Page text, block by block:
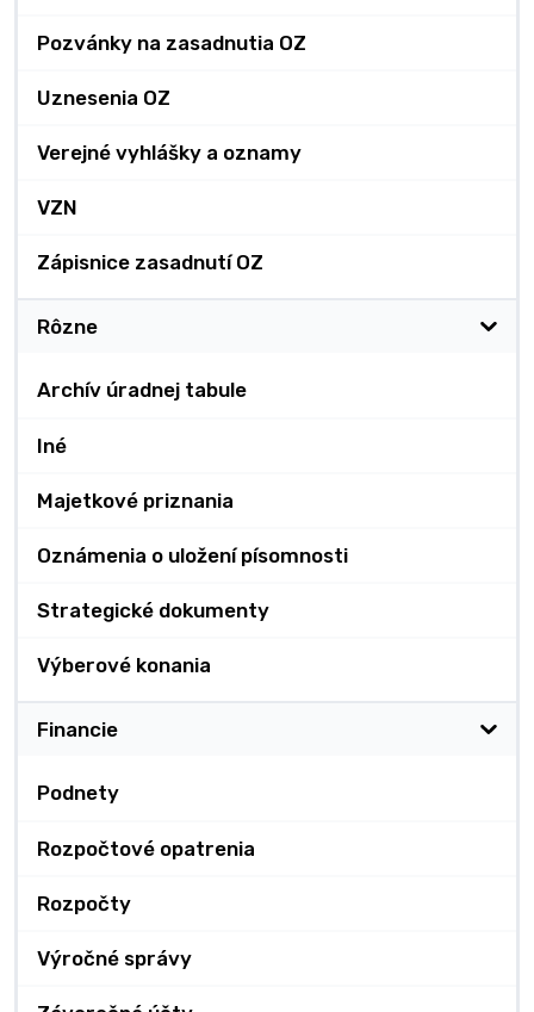
Pozvánky na zasadnutia OZ
Uznesenia OZ
Verejné vyhlášky a oznamy
VZN
Zápisnice zasadnutí OZ
Rôzne
Archív úradnej tabule
Iné
Majetkové priznania
Oznámenia o uložení písomnosti
Strategické dokumenty
Výberové konania
Financie
Podnety
Rozpočtové opatrenia
Rozpočty
Výročné správy